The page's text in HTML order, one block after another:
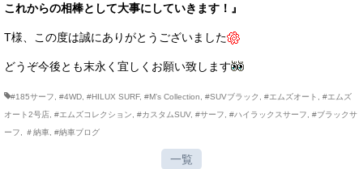
これからの相棒として大事にしていきます！』
T様、この度は誠にありがとうございました
どうぞ今後とも末永く宜しくお願い致します
#185サーフ #4WD #HILUX SURF, #M’s Collection #SUVブラック #エムズオート
#エムズ
オート2号店 #エムズコレクション #カスタムSUV, #サーフ #ハイラックスサーフ
#ブラックサ
ーフ
＃納車 #納車ブログ
一覧